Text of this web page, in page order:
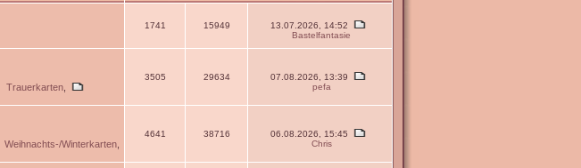
1741 15949
13.07.2026, 14:52
Bastelfantasie
Trauerkarten
3505 29634
07.08.2026, 13:39
pefa
Weihnachts-/Winterkarten
4641 38716
06.08.2026, 15:45
Chris